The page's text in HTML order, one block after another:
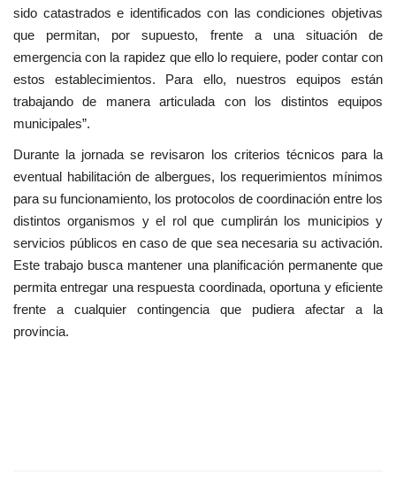
sido catastrados e identificados con las condiciones objetivas
que permitan, por supuesto, frente a una situación de
emergencia con la rapidez que ello lo requiere, poder contar con
estos establecimientos. Para ello, nuestros equipos están
trabajando de manera articulada con los distintos equipos
municipales”.
Durante la jornada se revisaron los criterios técnicos para la
eventual habilitación de albergues, los requerimientos mínimos
para su funcionamiento, los protocolos de coordinación entre los
distintos organismos y el rol que cumplirán los municipios y
servicios públicos en caso de que sea necesaria su activación.
Este trabajo busca mantener una planificación permanente que
permita entregar una respuesta coordinada, oportuna y eficiente
frente a cualquier contingencia que pudiera afectar a la
provincia.